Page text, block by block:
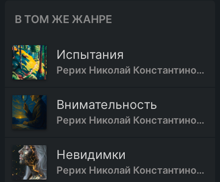
В ТОМ ЖЕ ЖАНРЕ
Испытания
Рерих Николай Константинович
Внимательность
Рерих Николай Константинович
Невидимки
Рерих Николай Константинович